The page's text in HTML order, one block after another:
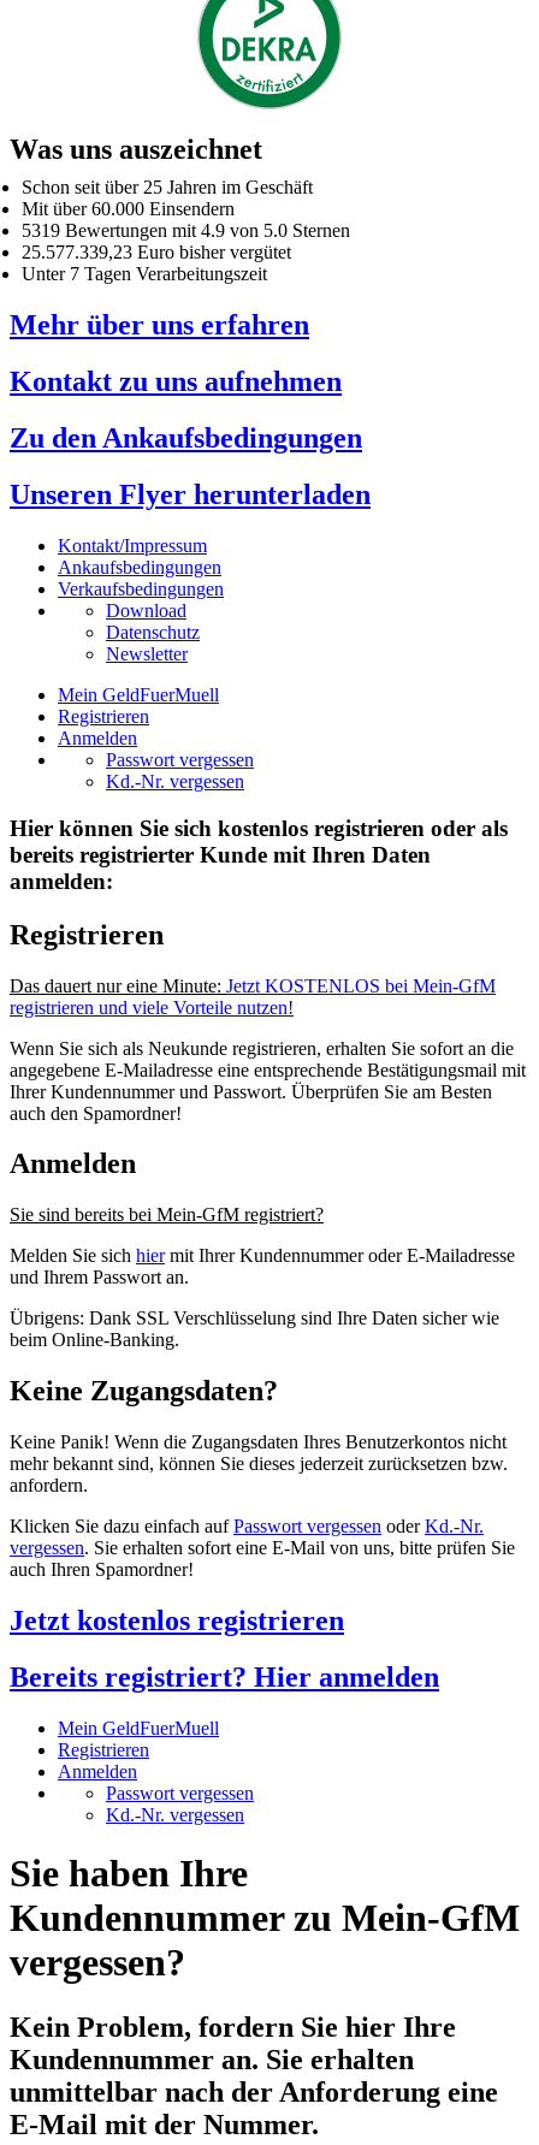
Was uns auszeichnet
Schon seit über 25 Jahren im Geschäft
Mit über 60.000 Einsendern
5319 Bewertungen mit 4.9 von 5.0 Sternen
25.577.339,23 Euro bisher vergütet
Unter 7 Tagen Verarbeitungszeit
Mehr über uns erfahren
Kontakt zu uns aufnehmen
Zu den Ankaufsbedingungen
Unseren Flyer herunterladen
Kontakt/Impressum
Ankaufsbedingungen
Verkaufsbedingungen
Download
Datenschutz
Newsletter
Mein GeldFuerMuell
Registrieren
Anmelden
Passwort vergessen
Kd.-Nr. vergessen
Hier können Sie sich kostenlos registrieren oder als
bereits registrierter Kunde mit Ihren Daten
anmelden:
Registrieren
Das dauert nur eine Minute: Jetzt KOSTENLOS bei Mein-GfM
registrieren und viele Vorteile nutzen!
Wenn Sie sich als Neukunde registrieren, erhalten Sie sofort an die
angegebene E-Mailadresse eine entsprechende Bestätigungsmail mit
Ihrer Kundennummer und Passwort. Überprüfen Sie am Besten
auch den Spamordner!
Anmelden
Sie sind bereits bei Mein-GfM registriert?
Melden Sie sich hiermit Ihrer Kundennummer oder E-Mailadresse
und Ihrem Passwort an.
Übrigens: Dank SSL Verschlüsselung sind Ihre Daten sicher wie
beim Online-Banking.
Keine Zugangsdaten?
Keine Panik! Wenn die Zugangsdaten Ihres Benutzerkontos nicht
mehr bekannt sind, können Sie dieses jederzeit zurücksetzen bzw.
anfordern.
Klicken Sie dazu einfach aufPasswort vergessen oderKd.-Nr.
vergessen. Sie erhalten sofort eine E-Mail von uns, bitte prüfen Sie
auch Ihren Spamordner!
Jetzt kostenlos registrieren
Bereits registriert? Hier anmelden
Mein GeldFuerMuell
Registrieren
Anmelden
Passwort vergessen
Kd.-Nr. vergessen
Sie haben Ihre
Kundennummer zu Mein-GfM
vergessen?
Kein Problem, fordern Sie hier Ihre
Kundennummer an. Sie erhalten
unmittelbar nach der Anforderung eine
E-Mail mit der Nummer.